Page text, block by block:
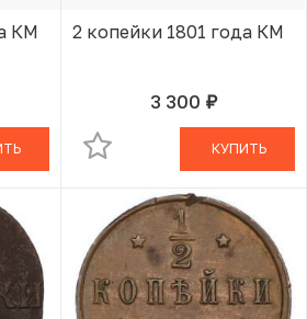
КМ 2 копейки 1801 года КМ
3 300 руб.
В КОРЗИНЕ
КУПИТЬ